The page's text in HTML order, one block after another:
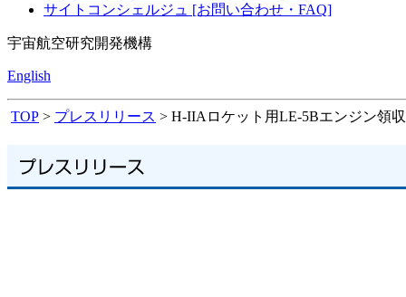
サイトコンシェルジュ [お問い合わせ・FAQ]
宇宙航空研究開発機構
English
TOP > プレスリリース > H-IIAロケット用LE-5Bエンジン領